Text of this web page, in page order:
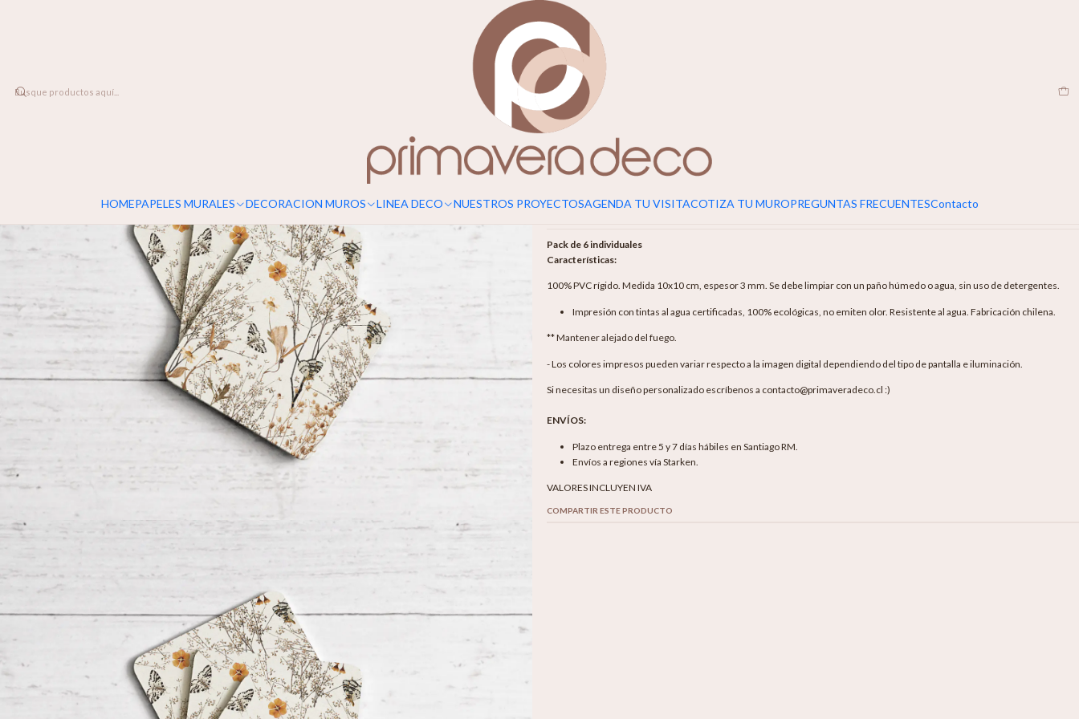
HOMEPAPELES MURALES DECORACION MUROS LINEA DECO NUESTROS PROYECTOSAGENDA TU VISITACOTIZA TU MUROPREGUNTAS FRECUENTESContacto
Posavasos Botanical
Cantidad
Agregar Al Carro
Pack de 6 individuales
Características:
100% PVC rígido. Medida 10x10 cm, espesor 3 mm. Se debe limpiar con un paño húmedo o agua, sin uso de detergentes.
Impresión con tintas al agua certificadas, 100% ecológicas, no emiten olor. Resistente al agua. Fabricación chilena.
** Mantener alejado del fuego.
- Los colores impresos pueden variar respecto a la imagen digital dependiendo del tipo de pantalla e iluminación.
Si necesitas un diseño personalizado escríbenos a contacto@primaveradeco.cl :)
ENVÍOS:
Plazo entrega entre 5 y 7 días hábiles en Santiago RM.
Envíos a regiones vía Starken.
VALORES INCLUYEN IVA
COMPARTIR ESTE PRODUCTO